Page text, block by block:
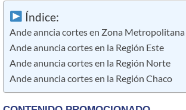
Índice:
Ande anncia cortes en Zona Metropolitana
Ande anuncia cortes en la Región Este
Ande anuncia cortes en la Región Norte
Ande anuncia cortes en la Región Chaco